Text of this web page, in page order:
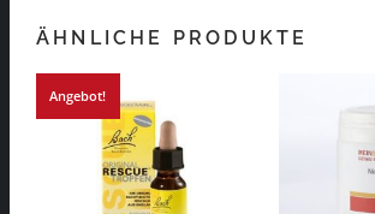
ÄHNLICHE PRODUKTE
Angebot!